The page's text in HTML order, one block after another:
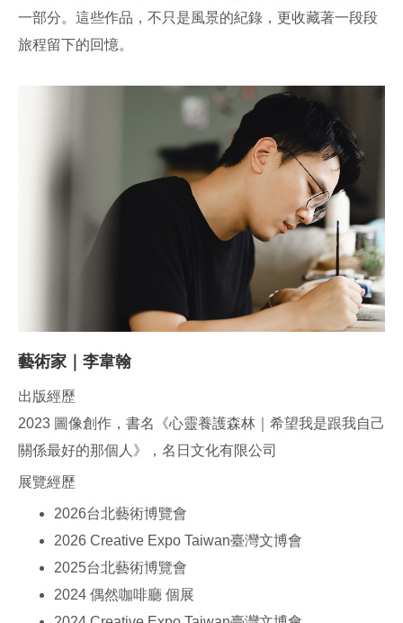
一部分。這些作品，不只是風景的紀錄，更收藏著一段段
旅程留下的回憶。
藝術家｜李韋翰
出版經歷
2023 圖像創作，書名《心靈養護森林｜希望我是跟我自己
關係最好的那個人》，名日文化有限公司
展覽經歷
2026台北藝術博覽會
2026 Creative Expo Taiwan臺灣文博會
2025台北藝術博覽會
2024 偶然咖啡廳 個展